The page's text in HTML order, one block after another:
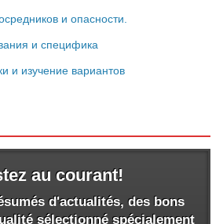
и опасности.
и специфика
и изучение вариантов
au courant!
d'actualités, des bons
sélectionné spécialement